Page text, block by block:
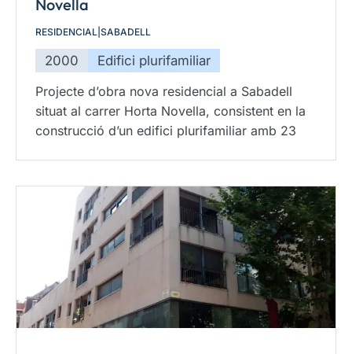
Novella
RESIDENCIAL SABADELL
2000
Edifici plurifamiliar
Projecte d’obra nova residencial a Sabadell
situat al carrer Horta Novella, consistent en la
construcció d’un edifici plurifamiliar amb 23